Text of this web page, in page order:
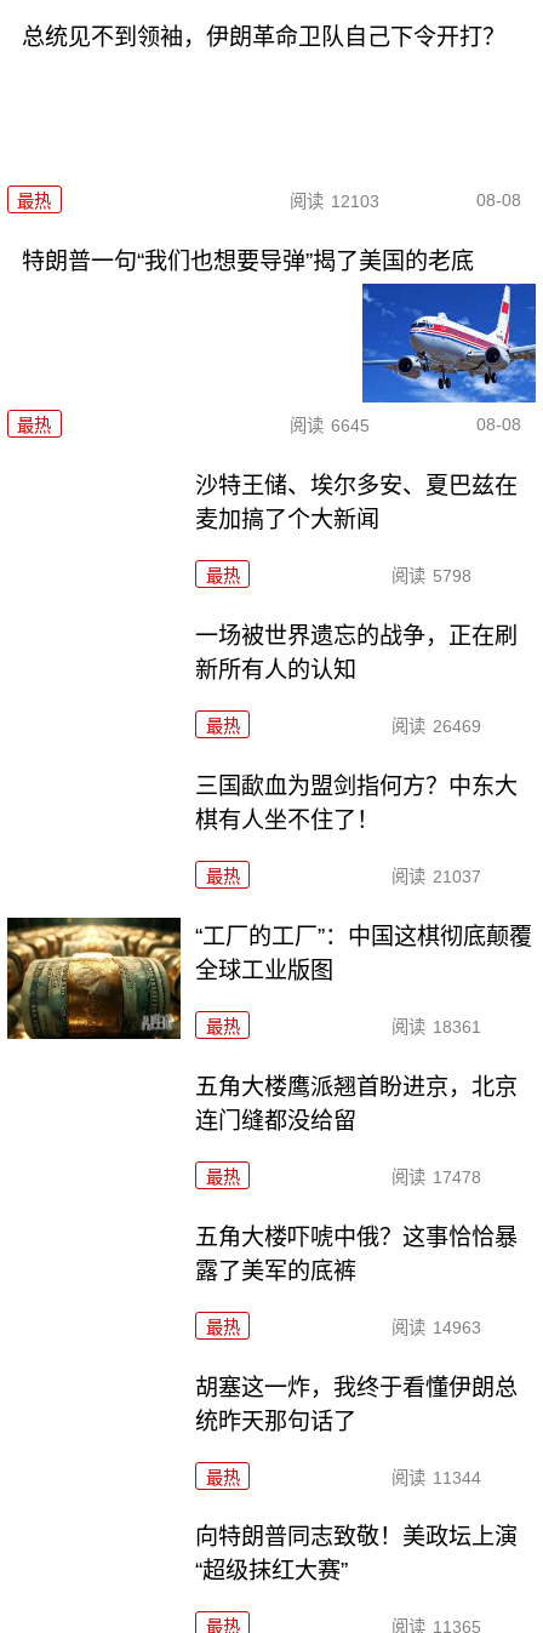
总统见不到领袖，伊朗革命卫队自己下令开打？
最热 阅读 12103 08-08
特朗普一句“我们也想要导弹”揭了美国的老底
最热 阅读 6645 08-08
沙特王储、埃尔多安、夏巴兹在
麦加搞了个大新闻
最热 阅读 5798
一场被世界遗忘的战争，正在刷
新所有人的认知
最热 阅读 26469
三国歃血为盟剑指何方？中东大
棋有人坐不住了！
最热 阅读 21037
“工厂的工厂”：中国这棋彻底颠覆
全球工业版图
最热 阅读 18361
五角大楼鹰派翘首盼进京，北京
连门缝都没给留
最热 阅读 17478
五角大楼吓唬中俄？这事恰恰暴
露了美军的底裤
最热 阅读 14963
胡塞这一炸，我终于看懂伊朗总
统昨天那句话了
最热 阅读 11344
向特朗普同志致敬！美政坛上演
“超级抹红大赛”
最热 阅读 11365